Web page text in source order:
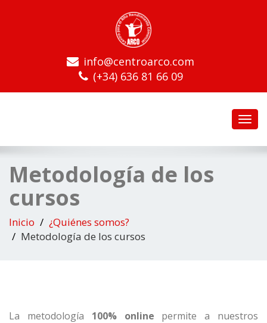
info@centroarco.com
(+34) 636 81 66 09
Metodología de los
cursos
Inicio
¿Quiénes somos?
Metodología de los cursos
La metodología 100% online permite a nuestros